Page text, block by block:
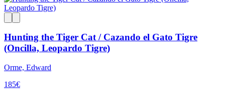
Hunting the Tiger Cat / Cazando el Gato Tigre
(Oncilla, Leopardo Tigre)
Orme, Edward
185€